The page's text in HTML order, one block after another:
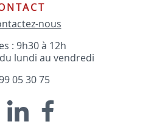
nous
: 9h30 à 12h
lundi au vendredi
05 30 75